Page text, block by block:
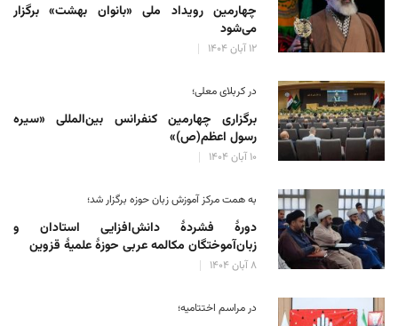
چهارمین رویداد ملی «بانوان بهشت» برگزار
می‌شود
۱۲ آبان ۱۴۰۴
در کربلای معلی؛
برگزاری چهارمین کنفرانس بین‌المللی «سیره
رسول اعظم(ص)»
۱۰ آبان ۱۴۰۴
به همت مرکز آموزش زبان حوزه‌ برگزار شد؛
دورهٔ فشردهٔ دانش‌افزایی استادان و
زبان‌آموختگان مکالمه عربی حوزهٔ علمیهٔ قزوین
۸ آبان ۱۴۰۴
در مراسم اختتامیه؛